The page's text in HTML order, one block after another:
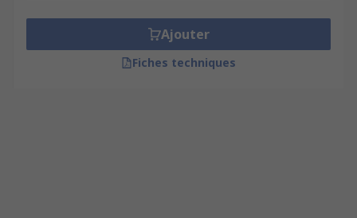
Ajouter
Fiches techniques